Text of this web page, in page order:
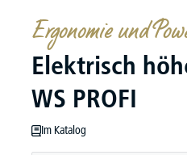
Ergonomie und
Elektrisch
WS PROFI
Im Katalog